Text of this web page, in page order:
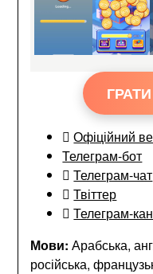
Офіційний
Телеграм-бот
Телеграм-чат
Твіттер
Телеграм-
Мови: Арабська,
російська,